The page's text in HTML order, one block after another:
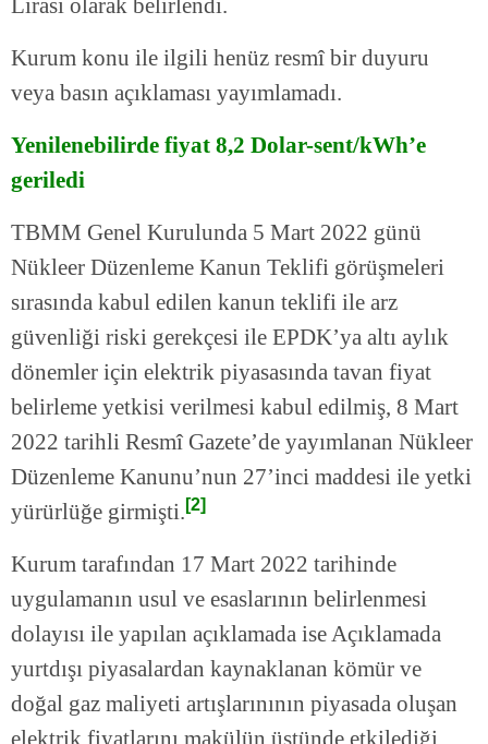
Lirası olarak belirlendi.
Kurum konu ile ilgili henüz resmî bir duyuru
veya basın açıklaması yayımlamadı.
Yenilenebilirde fiyat 8,2 Dolar-sent/kWh’e
geriledi
TBMM Genel Kurulunda 5 Mart 2022 günü
Nükleer Düzenleme Kanun Teklifi görüşmeleri
sırasında kabul edilen kanun teklifi ile arz
güvenliği riski gerekçesi ile EPDK’ya altı aylık
dönemler için elektrik piyasasında tavan fiyat
belirleme yetkisi verilmesi kabul edilmiş, 8 Mart
2022 tarihli Resmî Gazete’de yayımlanan Nükleer
Düzenleme Kanunu’nun 27’inci maddesi ile yetki
yürürlüğe girmişti. [2]
Kurum tarafından 17 Mart 2022 tarihinde
uygulamanın usul ve esaslarının belirlenmesi
dolayısı ile yapılan açıklamada ise Açıklamada
yurtdışı piyasalardan kaynaklanan kömür ve
doğal gaz maliyeti artışlarınının piyasada oluşan
elektrik fiyatlarını makülün üstünde etkilediği